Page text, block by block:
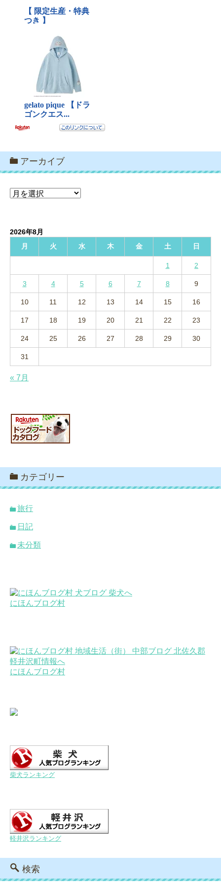
アーカイブ
ア
ブ
2026年8月
月
火 水 木 金 土 日
1 2
3 4 5 6 7 8 9
10 11 12 13 14 15 16
17 18 19 20 21 22 23
24 25 26 27 28 29 30
31
« 7月
カテゴリー
旅行
日記
未分類
にほんブログ村
にほんブログ村
柴犬ランキング
軽井沢ランキング
検索